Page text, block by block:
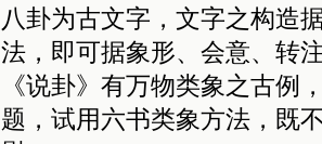
八卦为古文字，文字之构造
法，即可据象形、会意、转
《说卦》有万物类象之古例
题，试用六书类象方法，既